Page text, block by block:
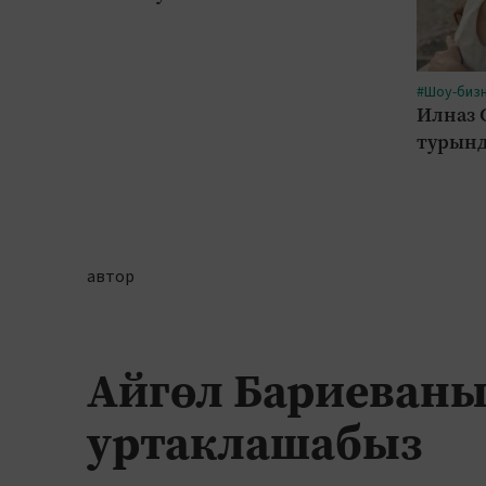
#Шоу-
Илназ
автор
Айгөл
уртаклашабыз